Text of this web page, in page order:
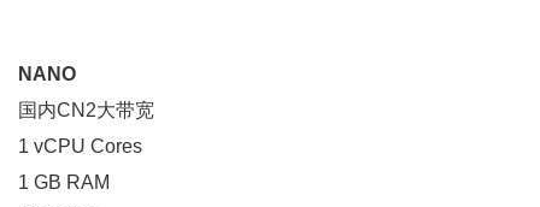
NANO
国内CN2大带宽
1 vCPU Cores
1 GB RAM